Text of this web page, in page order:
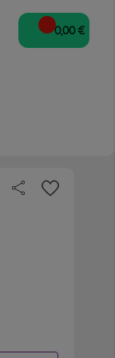
0,00 €